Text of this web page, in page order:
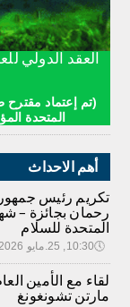
العقد الدولي
(تم إعتماد مقترح
المتحدة المؤرخ في 21 كانون
أهم الاحداث
تكريم رئيس
رحمان بجائزة –
المتحدة للسلام
🕔10:30, 25.مايو 2026
لقاء مع الأمين
مارتن تشونغونغ